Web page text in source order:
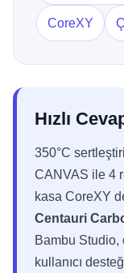
CoreXY
Hızlı
350°C
CANVAS ile 4
kasa CoreXY
Centauri
Bambu Studio,
kullanıcı